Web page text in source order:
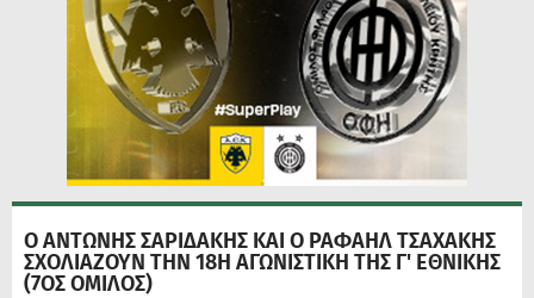
Ο ΑΝΤΩΝΗΣ ΣΑΡΙΔΑΚΗΣ ΚΑΙ Ο ΡΑΦΑΗΛ ΤΣΑΧΑΚΗΣ
ΣΧΟΛΙΑΖΟΥΝ ΤΗΝ 18Η ΑΓΩΝΙΣΤΙΚΗ ΤΗΣ Γ' ΕΘΝΙΚΗΣ
(7ΟΣ ΟΜΙΛΟΣ)